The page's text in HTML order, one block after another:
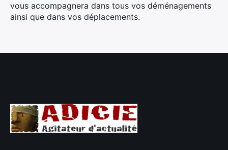
vous accompagnera dans tous vos déménagements
ainsi que dans vos déplacements.